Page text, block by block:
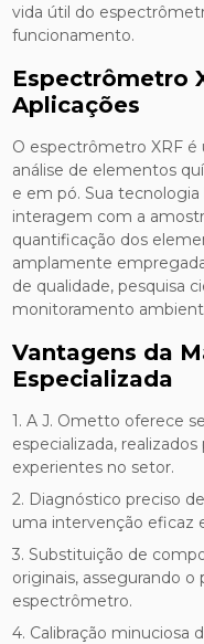
vida útil do
funcionamento.
Espectrômetro
Aplicações
O espectrômetro XRF
análise de elementos
e em pó. Sua tecnologia
interagem com a
quantificação dos
amplamente
de qualidade, pesquisa
monitoramento
Vantagens da
Especializada
1. A J. Ometto oferece
especializada,
experientes no setor.
2. Diagnóstico preciso
uma intervenção eficaz
3. Substituição de
originais, assegurando
espectrômetro.
4. Calibração minuciosa